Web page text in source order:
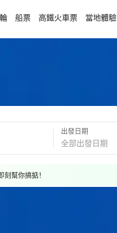
船票 高鐵火車票 當地體驗
出發日期
幫你搞掂！